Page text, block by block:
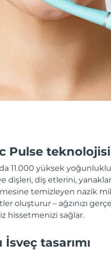
Pulse teknolojisi
11.000 yüksek
dişleri, diş etlerini,
temizleyen nazik
oluşturur – ağzınızı
hissetmenizi sağlar.
İsveç tasarımı